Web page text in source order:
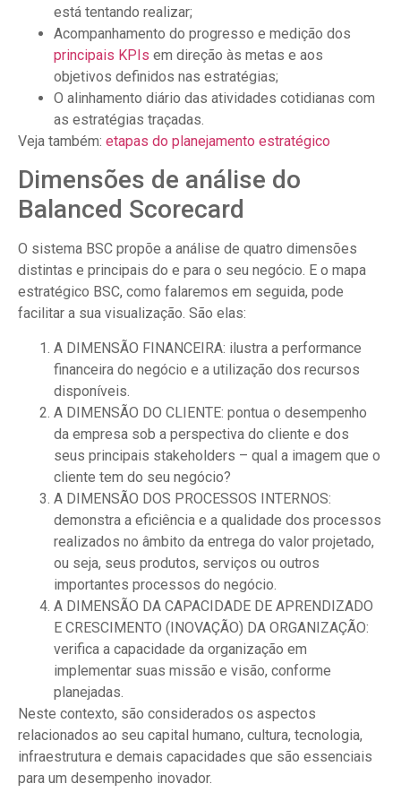
está tentando realizar;
Acompanhamento do progresso e medição dos
principais KPIs em direção às metas e aos
objetivos definidos nas estratégias;
O alinhamento diário das atividades cotidianas com
as estratégias traçadas.
Veja também: etapas do planejamento estratégico
Dimensões de análise do
Balanced Scorecard
O sistema BSC propõe a análise de quatro dimensões
distintas e principais do e para o seu negócio. E o mapa
estratégico BSC, como falaremos em seguida, pode
facilitar a sua visualização. São elas:
A DIMENSÃO FINANCEIRA: ilustra a performance
financeira do negócio e a utilização dos recursos
disponíveis.
A DIMENSÃO DO CLIENTE: pontua o desempenho
da empresa sob a perspectiva do cliente e dos
seus principais stakeholders – qual a imagem que o
cliente tem do seu negócio?
A DIMENSÃO DOS PROCESSOS INTERNOS:
demonstra a eficiência e a qualidade dos processos
realizados no âmbito da entrega do valor projetado,
ou seja, seus produtos, serviços ou outros
importantes processos do negócio.
A DIMENSÃO DA CAPACIDADE DE APRENDIZADO
E CRESCIMENTO (INOVAÇÃO) DA ORGANIZAÇÃO:
verifica a capacidade da organização em
implementar suas missão e visão, conforme
planejadas.
Neste contexto, são considerados os aspectos
relacionados ao seu capital humano, cultura, tecnologia,
infraestrutura e demais capacidades que são essenciais
para um desempenho inovador.